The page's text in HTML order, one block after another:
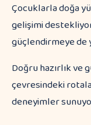
Çocuklarla doğa
gelişimi
güçlendirmeye de
Doğru hazırlık
çevresindeki
deneyimler